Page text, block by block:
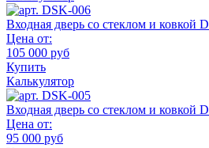
Входная дверь со стеклом и ковкой
Цена от:
105 000 руб
Купить
Калькулятор
Входная дверь со стеклом и ковкой
Цена от:
95 000 руб